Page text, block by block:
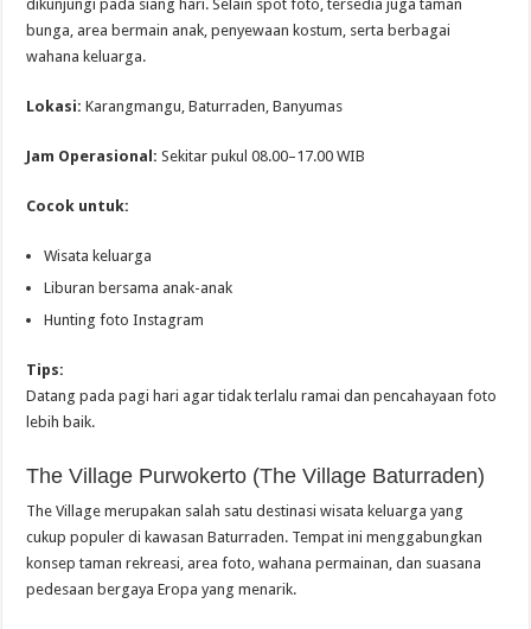
dikunjungi pada siang hari. Selain spot foto, tersedia juga taman
bunga, area bermain anak, penyewaan kostum, serta berbagai
wahana keluarga.
Lokasi: Karangmangu, Baturraden, Banyumas
Jam Operasional: Sekitar pukul 08.00–17.00 WIB
Cocok untuk:
Wisata keluarga
Liburan bersama anak-anak
Hunting foto Instagram
Tips:
Datang pada pagi hari agar tidak terlalu ramai dan pencahayaan foto
lebih baik.
The Village Purwokerto (The Village Baturraden)
The Village merupakan salah satu destinasi wisata keluarga yang
cukup populer di kawasan Baturraden. Tempat ini menggabungkan
konsep taman rekreasi, area foto, wahana permainan, dan suasana
pedesaan bergaya Eropa yang menarik.